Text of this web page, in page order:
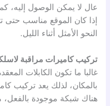
عال لا يمكن الوصول إليه،
إذا كان الموقع مناسب
النحو الأمثل أثناء الليل.
تركيب كاميرات مراقبة
غالبا ما تكون الكابلات
بالمكان، لذلك يعد تركيب
هناك شبكة موجودة